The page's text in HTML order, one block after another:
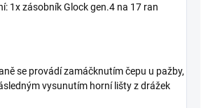
1x zásobník Glock gen.4 na 17 ran
se provádí zamáčknutím čepu u pažby,
vysunutím horní lišty z drážek